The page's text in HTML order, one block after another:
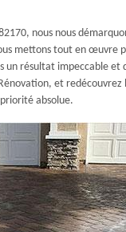
nous nous
mettons tout en œuvre
un résultat impeccable
et
absolue.